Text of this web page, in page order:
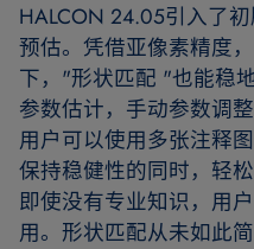
HALCON 24.05引入了
预估。凭借亚像素精度
下，"形状匹配 "也能稳
参数估计，手动参数调
用户可以使用多张注释
保持稳健性的同时，轻
即使没有专业知识，用
用。形状匹配从未如此简